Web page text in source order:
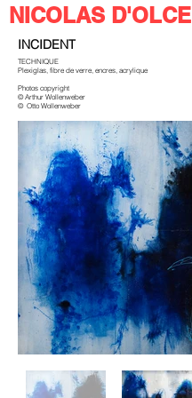
NICOLAS D'OLCE
INCIDENT
TECHNIQUE
Plexiglas, fibre de verre, encres, acrylique
Photos copyright
© Arthur Wollenweber
© Otto Wollenweber